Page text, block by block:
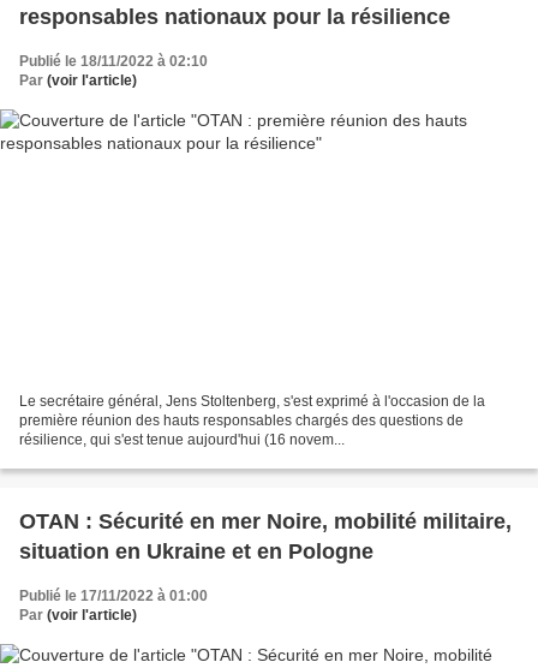
responsables nationaux pour la résilience
Publié le 18/11/2022 à 02:10
Par (voir l'article)
Le secrétaire général, Jens Stoltenberg, s'est exprimé à l'occasion de la
première réunion des hauts responsables chargés des questions de
résilience, qui s'est tenue aujourd'hui (16 novem...
OTAN : Sécurité en mer Noire, mobilité militaire,
situation en Ukraine et en Pologne
Publié le 17/11/2022 à 01:00
Par (voir l'article)